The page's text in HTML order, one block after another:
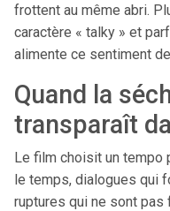
frottent au même abri.
caractère « talky » et
alimente ce sentiment
Quand la
transparaît
Le film choisit un tempo
le temps, dialogues qui
ruptures qui ne sont